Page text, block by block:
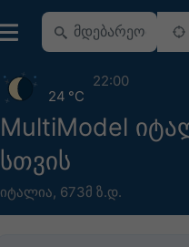
MultiModel
სთვის
იტალია, 673მ ზ.დ.
24 °C
22:00